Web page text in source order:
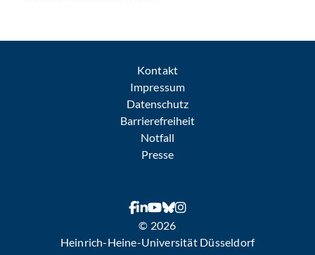
Kontakt
Impressum
Datenschutz
Barrierefreiheit
Notfall
Presse
© 2026
Heinrich-Heine-Universität Düsseldorf